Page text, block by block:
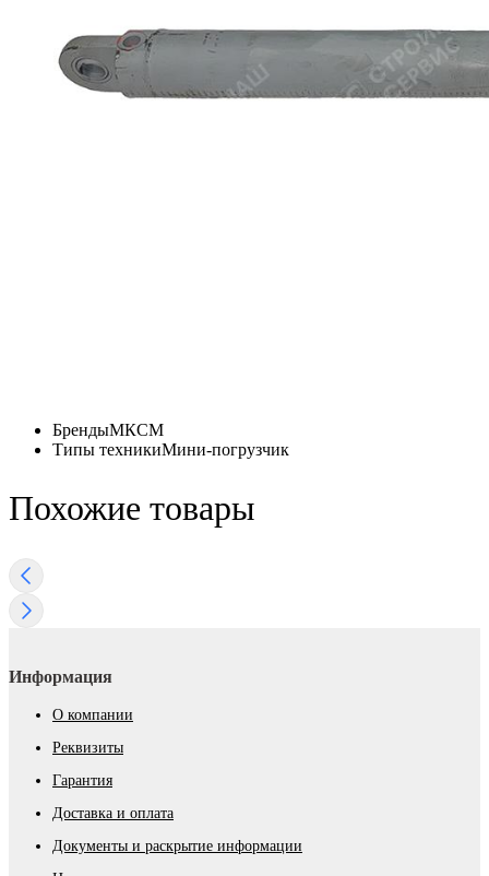
БрендыМКСМ
Типы техникиМини-погрузчик
Похожие товары
Информация
О компании
Реквизиты
Гарантия
Доставка и оплата
Документы и раскрытие информации